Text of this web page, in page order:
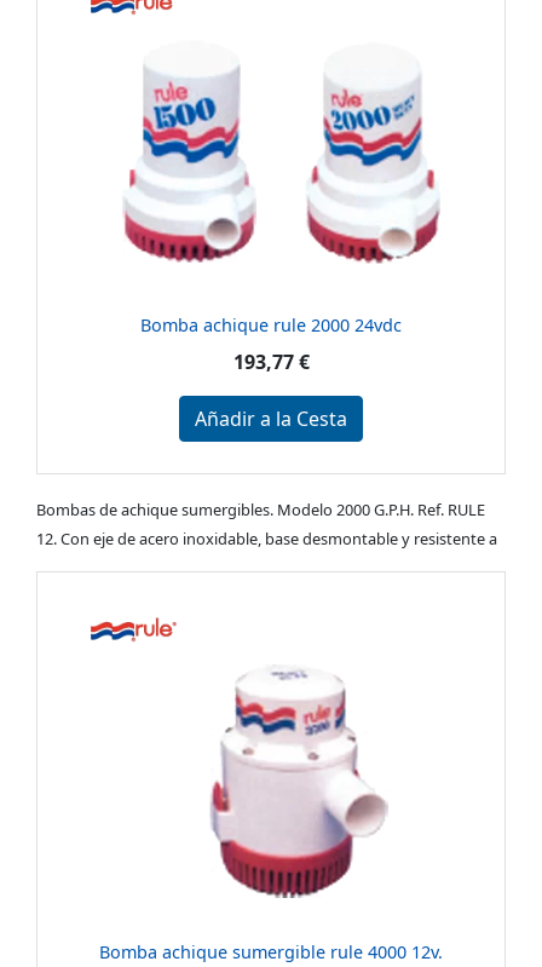
Bomba achique rule 2000 24vdc
193,77 €
Añadir a la Cesta
Bombas de achique sumergibles. Modelo 2000 G.P.H. Ref. RULE
12. Con eje de acero inoxidable, base desmontable y resistente a
Bomba achique sumergible rule 4000 12v.